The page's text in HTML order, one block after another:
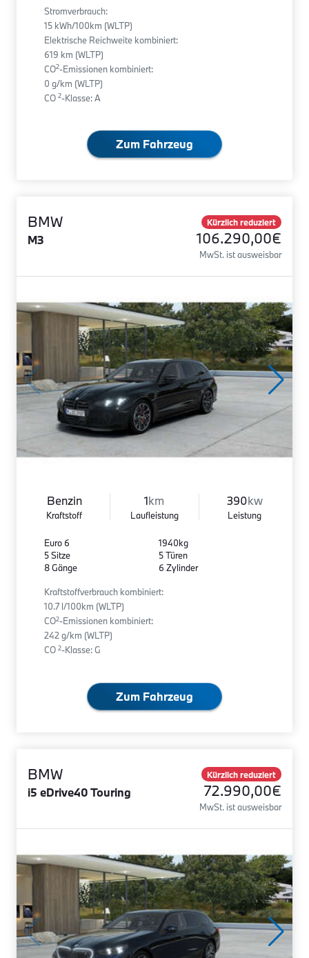
Stromverbrauch:
15 kWh/100km (WLTP)
Elektrische Reichweite kombiniert:
619 km (WLTP)
CO2-Emissionen kombiniert:
0 g/km (WLTP)
CO 2-Klasse: A
Zum Fahrzeug
BMW
M3
Kürzlich reduziert
106.290,00€
MwSt. ist ausweisbar
Benzin
Kraftstoff
1km
Laufleistung
390kw
Leistung
Euro 6
5 Sitze
8 Gänge
1940kg
5 Türen
6 Zylinder
Kraftstoffverbrauch kombiniert:
10.7 l/100km (WLTP)
CO2-Emissionen kombiniert:
242 g/km (WLTP)
CO 2-Klasse: G
Zum Fahrzeug
BMW
i5 eDrive40 Touring
Kürzlich reduziert
72.990,00€
MwSt. ist ausweisbar